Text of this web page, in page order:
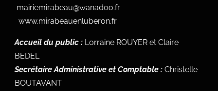
mairiemirabeau@wanadoo.fr
www.mirabeauenluberon.fr
Accueil du public : Lorraine ROUYER et Claire
BEDEL
Secrétaire Administrative et Comptable : Christelle
BOUTAVANT